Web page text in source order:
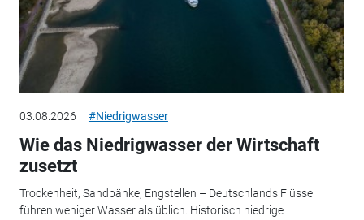
03.08.2026 #Niedrigwasser
Wie das Niedrigwasser der Wirtschaft
zusetzt
Trockenheit, Sandbänke, Engstellen – Deutschlands Flüsse
führen weniger Wasser als üblich. Historisch niedrige